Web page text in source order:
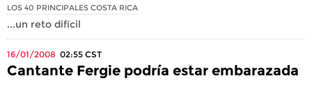
LOS 40 PRINCIPALES COSTA RICA
...un reto difícil
16/01/2008 02:55 CST
Cantante Fergie podría estar embarazada